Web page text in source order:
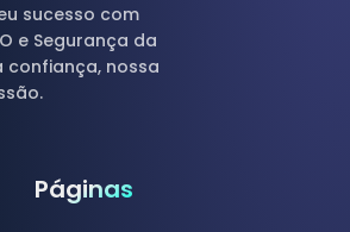
sucesso com
e Segurança da
confiança, nossa
Páginas